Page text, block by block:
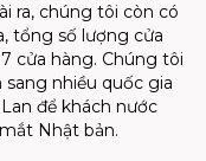
ra, chúng tôi còn có
tổng số lượng cửa
cửa hàng. Chúng tôi
nhiều quốc gia
để khách nước
Nhật bản.